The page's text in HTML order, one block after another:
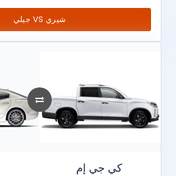
جيلي VS شيري
كي جي إم